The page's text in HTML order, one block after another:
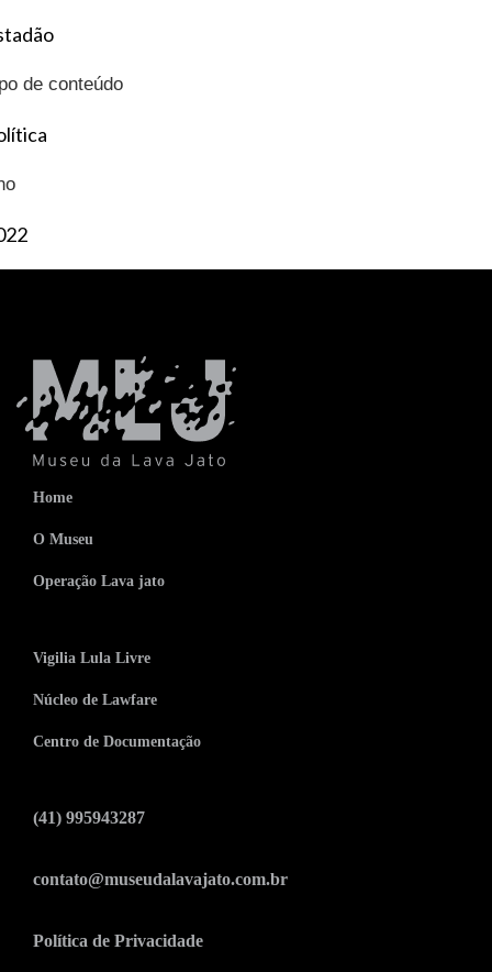
de conteúdo
Home
O Museu
Operação Lava jato
Vigilia Lula Livre
Núcleo de Lawfare
Centro de Documentação
(41) 995943287
contato@museudalavajato.com.br
Política de Privacidade